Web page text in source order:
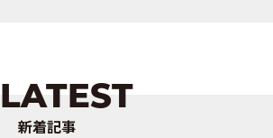
LATEST
新着記事